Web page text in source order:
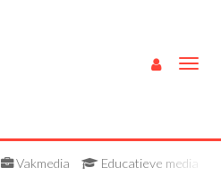
Vakmedia Educatieve media